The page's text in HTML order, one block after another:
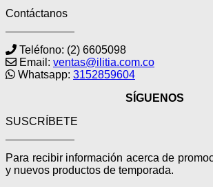
Contáctanos
Teléfono: (2) 6605098
Email: ventas@ilitia.com.co
Whatsapp: 3152859604
SÍGUENOS
SUSCRÍBETE
Para recibir información acerca de
y nuevos productos de temporada.